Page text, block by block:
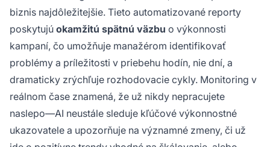
biznis najdôležitejšie. Tieto automatizované reporty
poskytujú okamžitú spätnú väzbu o výkonnosti
kampaní, čo umožňuje manažérom identifikovať
problémy a príležitosti v priebehu hodín, nie dní, a
dramaticky zrýchľuje rozhodovacie cykly. Monitoring v
reálnom čase znamená, že už nikdy nepracujete
naslepo—AI neustále sleduje kľúčové výkonnostné
ukazovatele a upozorňuje na významné zmeny, či už